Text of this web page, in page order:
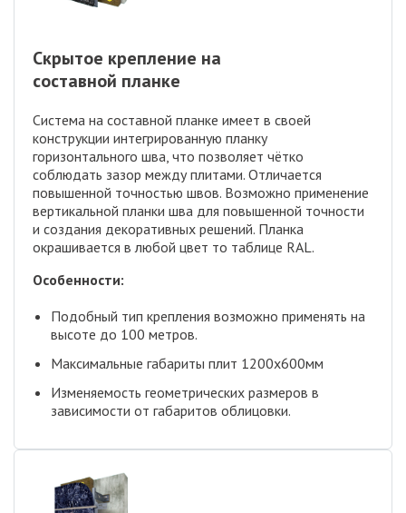
Скрытое крепление на
составной планке
Система на составной планке имеет в своей
конструкции интегрированную планку
горизонтального шва, что позволяет чётко
соблюдать зазор между плитами. Отличается
повышенной точностью швов. Возможно применение
вертикальной планки шва для повышенной точности
и создания декоративных решений. Планка
окрашивается в любой цвет то таблице RAL.
Особенности:
Подобный тип крепления возможно применять на
высоте до 100 метров.
Максимальные габариты плит 1200х600мм
Изменяемость геометрических размеров в
зависимости от габаритов облицовки.